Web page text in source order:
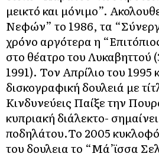
μεικτό και μόνιμο”.
Νεφών” το 1986, τα
χρόνο αργότερα η
στο θέατρο του Λυκαβηττού
1991). Τον Απρίλιο του
δισκογραφική δουλειά με
Κινδυνεύεις Παίξε την
κυπριακή διάλεκτο-
ποδηλάτου.Το 2005
του δουλεια το “Μά’ϊσσα